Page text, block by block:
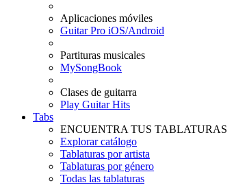
Aplicaciones móviles
Guitar Pro iOS/Android
Partituras musicales
MySongBook
Clases de guitarra
Play Guitar Hits
Tabs
ENCUENTRA TUS TABLATURAS
Explorar catálogo
Tablaturas por artista
Tablaturas por género
Todas las tablaturas